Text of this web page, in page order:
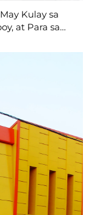
Kulay sa
at Para sa